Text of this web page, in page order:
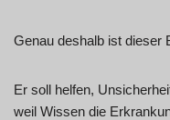
Genau deshalb ist dieser
Er soll helfen,
weil Wissen die